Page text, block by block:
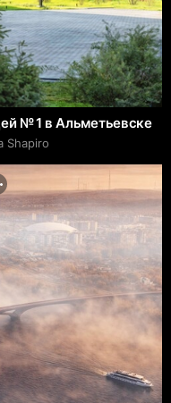
№ 1 в Альметьевске
Shapiro